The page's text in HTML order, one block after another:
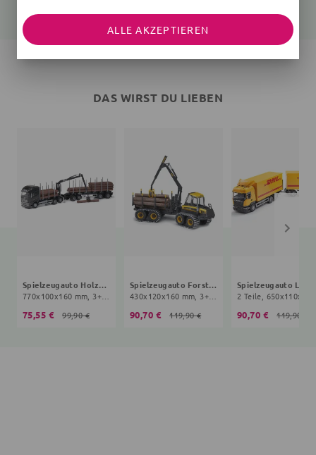
DAS WIRST DU LIEBEN
Spielzeugauto Holztransporter
770x100x160 mm, 3+ Jahre, schwarz
75,55 € 99,90 €
Spielzeugauto Forstmaschine
430x120x160 mm, 3+ Jahre, schwarz, gelb
90,70 € 119,90 € 90,70 € 119,90 €
ALLE AKZEPTIEREN